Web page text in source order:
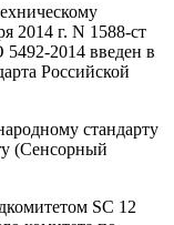
2014 г. N 1588-ст
2014 введен в
Российской
стандарту
(Сенсорный
SC 12